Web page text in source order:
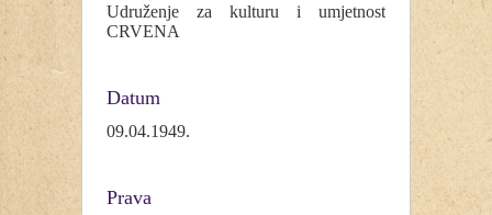
Udruženje za kulturu i umjetnost
CRVENA
Datum
09.04.1949.
Prava